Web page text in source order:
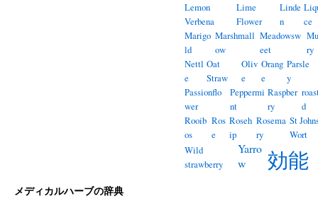
Lemon
Verbena
Lime
Flower
Linde
n
ce
Marigo
ld
Marshmall
ow
Meadowsw
eet
ry
Nettl
e
Oat
Straw
Oliv
e
Orang
e
Parsle
y
Passionflo
wer
Peppermi
nt
Raspber
ry
d
Rooib
os
Ros
e
Roseh
ip
Rosema
ry
St
Wort
Wild
strawberry
Yarro
w
効能
メディカルハーブの辞典